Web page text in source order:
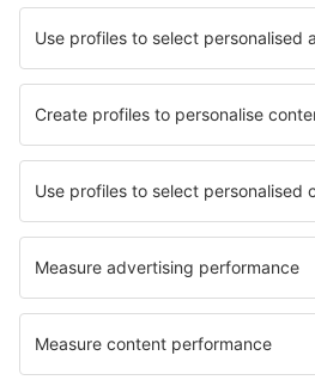
Unterkunft in Cargese Unterkunft
Unterkunft Taddington
Die besten Unterkünfte - Regionen
Unterkunft in den Great Smoky
Unterkunft in Great Sand Dunes National